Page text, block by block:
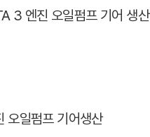
3 엔진 오일펌프 기어 생산
오일펌프 기어생산